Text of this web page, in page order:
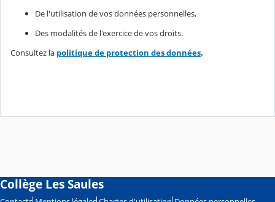
De l'utilisation de vos données personnelles,
Des modalités de l'exercice de vos droits.
Consultez la politique de protection des données.
Collège Les Saules